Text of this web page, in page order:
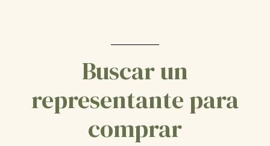
Buscar un
representante para
comprar